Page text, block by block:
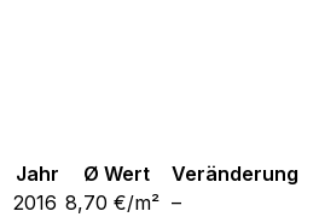
Jahr Ø Wert
Veränderung
2016 8,70 €/m² –